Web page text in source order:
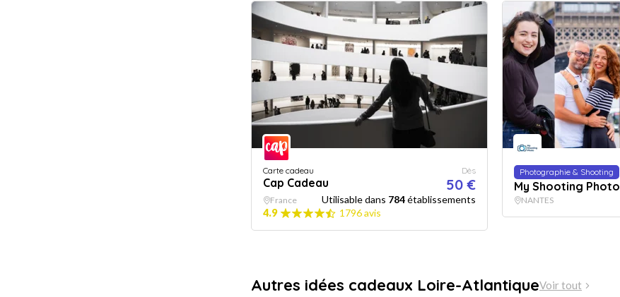
Carte cadeau
Cap Cadeau
Dès
50 €
France Utilisable dans 784établissements
4.9
1796 avis
Photographie & Shooting
My Shooting Photo
NANTES
Autres idées cadeaux Loire-AtlantiqueVoir tout